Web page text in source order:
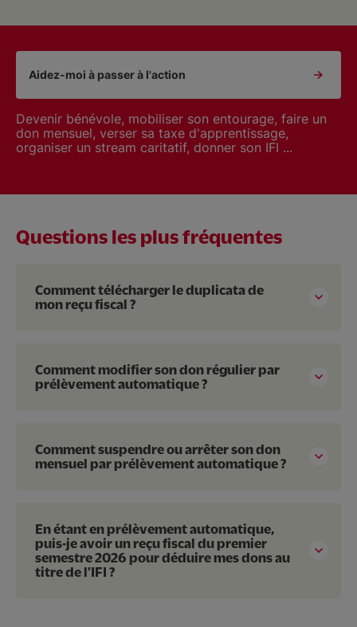
Aidez-moi à passer à l'action
entourage, faire un
son IFI ...
Lancer un projet de
collaborateurs, créer sa
construire un dispositif de
Questions les plus fréquentes
Comment télécharger le duplicata de
mon reçu fiscal ?
Comment modifier son don régulier par
prélèvement automatique ?
Comment suspendre ou arrêter son don
mensuel par prélèvement automatique ?
En étant en prélèvement automatique,
puis-je avoir un reçu fiscal du premier
semestre 2026 pour déduire mes dons au
titre de l’IFI ?